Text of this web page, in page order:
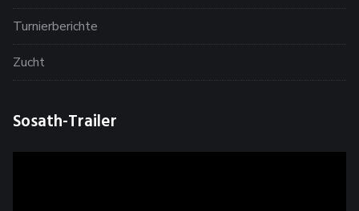
Turnierberichte
Zucht
Sosath-Trailer